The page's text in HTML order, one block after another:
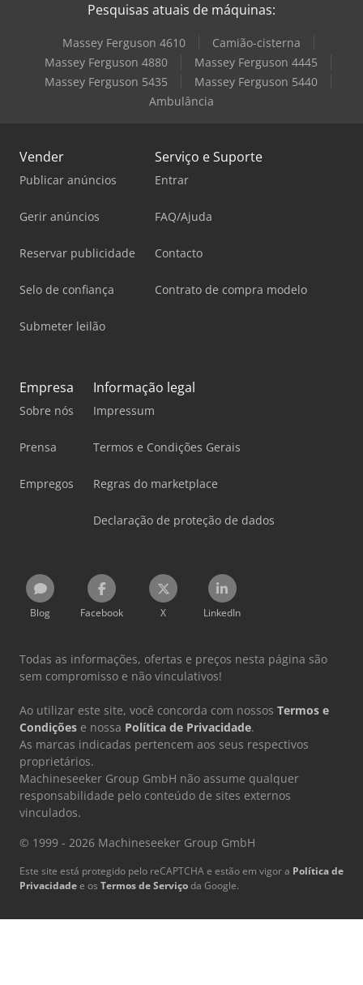
Pesquisas atuais de máquinas:
Massey Ferguson 4610
Camião-cisterna
Massey Ferguson 4880
Massey Ferguson 4445
Massey Ferguson 5435
Massey Ferguson 5440
Ambulância
Vender
Publicar anúncios
Gerir anúncios
Reservar publicidade
Selo de confiança
Submeter leilão
Serviço e Suporte
Entrar
FAQ/Ajuda
Contacto
Contrato de compra modelo
Empresa
Sobre nós
Prensa
Empregos
Informação legal
Impressum
Termos e Condições Gerais
Regras do marketplace
Declaração de proteção de dados
Blog Facebook X LinkedIn
Todas as informações, ofertas e preços nesta página são
sem compromisso e não vinculativos!
Ao utilizar este site, você concorda com nossos Termos e
Condições e nossa Política de Privacidade.
As marcas indicadas pertencem aos seus respectivos
proprietários.
Machineseeker Group GmbH não assume qualquer
responsabilidade pelo conteúdo de sites externos
vinculados.
© 1999 - 2026 Machineseeker Group GmbH
Este site está protegido pelo reCAPTCHA e estão em vigor a Política de
Privacidadee os Termos de Serviçoda Google.